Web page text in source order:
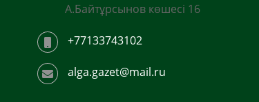
А.Байтұрсынов көшесі 16
+77133743102
alga.gazet@mail.ru